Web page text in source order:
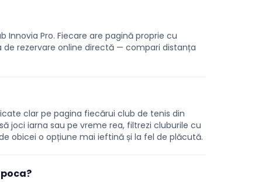
Innovia Pro. Fiecare are pagină proprie cu
de rezervare online directă — compari distanța
clar pe pagina fiecărui club de tenis din
joci iarna sau pe vreme rea, filtrezi cluburile cu
obicei o opțiune mai ieftină și la fel de plăcută.